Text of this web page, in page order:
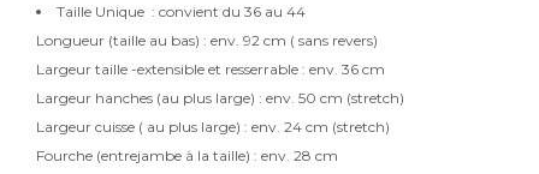
Taille Unique : convient du 36 au 44
Longueur (taille au bas) : env. 92 cm ( sans revers)
Largeur taille -extensible et resserrable : env. 36 cm
Largeur hanches (au plus large) : env. 50 cm (stretch)
Largeur cuisse ( au plus large) : env. 24 cm (stretch)
Fourche (entrejambe à la taille) : env. 28 cm